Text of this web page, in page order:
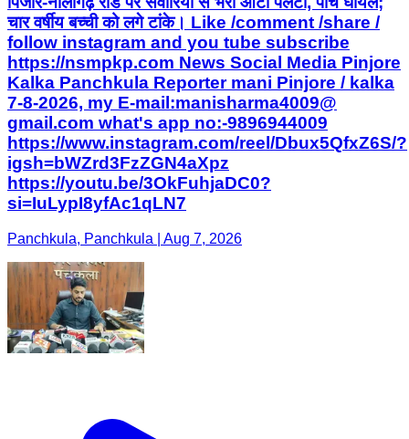
चार वर्षीय बच्ची को लगे टांके। Like /comment /share /
follow instagram and you tube subscribe
https://nsmpkp.com News Social Media Pinjore
Kalka Panchkula Reporter mani Pinjore / kalka
7-8-2026, my E-mail:manisharma4009@
gmail.com what's app no:-9896944009
https://www.instagram.com/reel/Dbux5QfxZ6S/?
igsh=bWZrd3FzZGN4aXpz
https://youtu.be/3OkFuhjaDC0?
si=IuLypI8yfAc1qLN7
Panchkula, Panchkula | Aug 7, 2026